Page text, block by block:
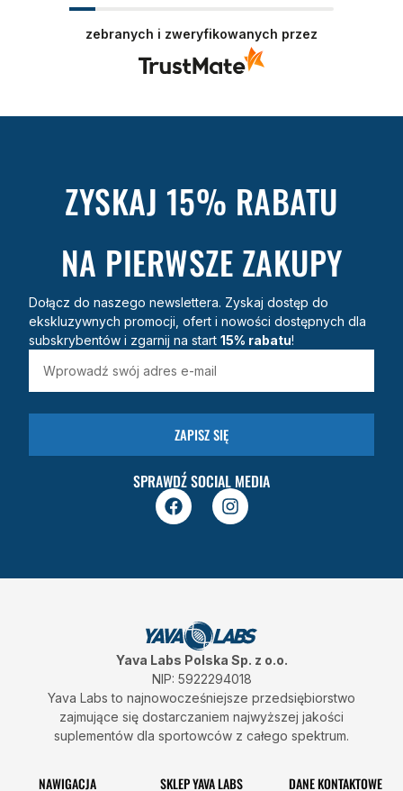
zebranych i zweryfikowanych przez
ZYSKAJ 15% RABATU
NA PIERWSZE ZAKUPY
Dołącz do naszego newslettera. Zyskaj dostęp do
ekskluzywnych promocji, ofert i nowości dostępnych dla
subskrybentów i zgarnij na start 15% rabatu!
ZAPISZ SIĘ
SPRAWDŹ SOCIAL MEDIA
F
a
k
I
n
m
Yava Labs Polska Sp. z o.o.
NIP: 5922294018
Yava Labs to najnowocześniejsze przedsiębiorstwo
zajmujące się dostarczaniem najwyższej jakości
suplementów dla sportowców z całego spektrum.
NAWIGACJA SKLEP YAVA LABS DANE KONTAKTOWE